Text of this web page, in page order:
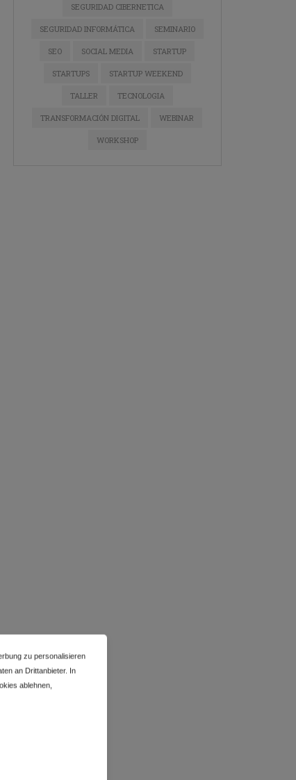
SEGURIDAD CIBERNETICA
SEGURIDAD INFORMÁTICA SEMINARIO
SEO SOCIAL MEDIA STARTUP
STARTUPS STARTUP WEEKEND
TALLER TECNOLOGIA
TRANSFORMACIÓN DIGITAL WEBINAR
WORKSHOP
zu personalisieren
an Drittanbieter. In
ablehnen,